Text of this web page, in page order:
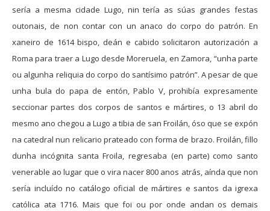
sería a mesma cidade Lugo, nin tería as súas grandes festas
outonais, de non contar con un anaco do corpo do patrón. En
xaneiro de 1614 bispo, deán e cabido solicitaron autorización a
Roma para traer a Lugo desde Moreruela, en Zamora, “unha parte
ou algunha reliquia do corpo do santísimo patrón”. A pesar de que
unha bula do papa de entón, Pablo V, prohibía expresamente
seccionar partes dos corpos de santos e mártires, o 13 abril do
mesmo ano chegou a Lugo a tibia de san Froilán, óso que se expón
na catedral nun relicario prateado con forma de brazo. Froilán, fillo
dunha incógnita santa Froila, regresaba (en parte) como santo
venerable ao lugar que o vira nacer 800 anos atrás, aínda que non
sería incluído no catálogo oficial de mártires e santos da igrexa
católica ata 1716. Mais que foi ou por onde andan os demais